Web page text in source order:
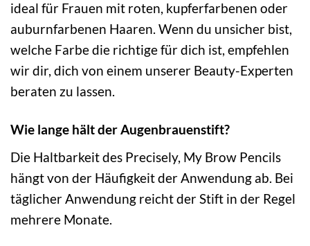
ideal für Frauen mit roten, kupferfarbenen oder
auburnfarbenen Haaren. Wenn du unsicher bist,
welche Farbe die richtige für dich ist, empfehlen
wir dir, dich von einem unserer Beauty-Experten
beraten zu lassen.
Wie lange hält der Augenbrauenstift?
Die Haltbarkeit des Precisely, My Brow Pencils
hängt von der Häufigkeit der Anwendung ab. Bei
täglicher Anwendung reicht der Stift in der Regel
mehrere Monate.